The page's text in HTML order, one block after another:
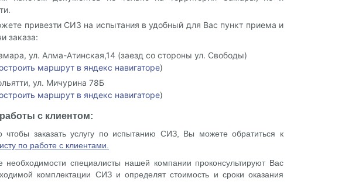
привезти СИЗ на испытания в удобный для Вас пункт приема и
заказа:
ул. Алма-Атинская,14 (заезд со стороны ул. Свободы)
маршрут в яндекс навигаторе)
ул. Мичурина 78Б
маршрут в яндекс навигаторе)
с клиентом:
чтобы заказать услугу по испытанию СИЗ, Вы можете обратиться к
по работе с клиентами.
необходимости специалисты нашей компании проконсультируют Вас
комплектации СИЗ и определят стоимость и сроки оказания